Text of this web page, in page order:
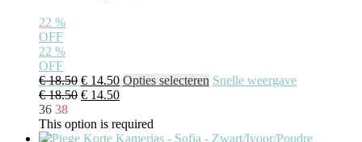
22 %
OFF
22 %
OFF
€18.50 € 14.50 Opties selecteren Snelle weergave
€18.50 € 14.50
36 38
This option is required